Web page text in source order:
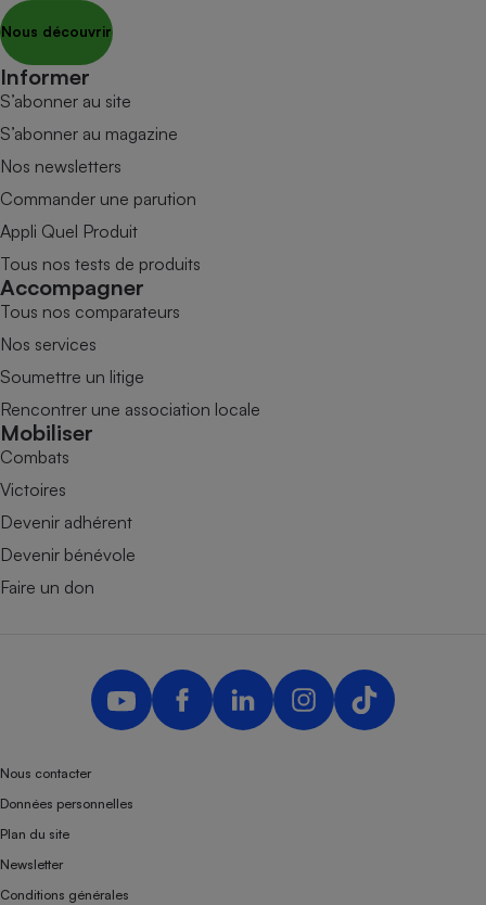
Nous découvrir
Informer
S’abonner au site
S’abonner au magazine
Nos newsletters
Commander une parution
Appli Quel Produit
Tous nos tests de produits
Accompagner
Tous nos comparateurs
Nos services
Soumettre un litige
Rencontrer une association locale
Mobiliser
Combats
Victoires
Devenir adhérent
Devenir bénévole
Faire un don
Nous contacter
Données personnelles
Plan du site
Newsletter
Conditions générales